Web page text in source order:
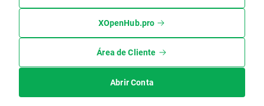
XOpenHub.pro
Área de Cliente
Abrir Conta